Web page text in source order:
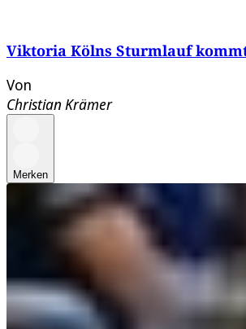
Viktoria Kölns Sturmlauf
Von
Christian Krämer
Merken